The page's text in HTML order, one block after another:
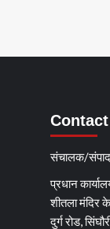
संचालक/
प्रधान
शीतला मंदिर
दुर्ग रोड,